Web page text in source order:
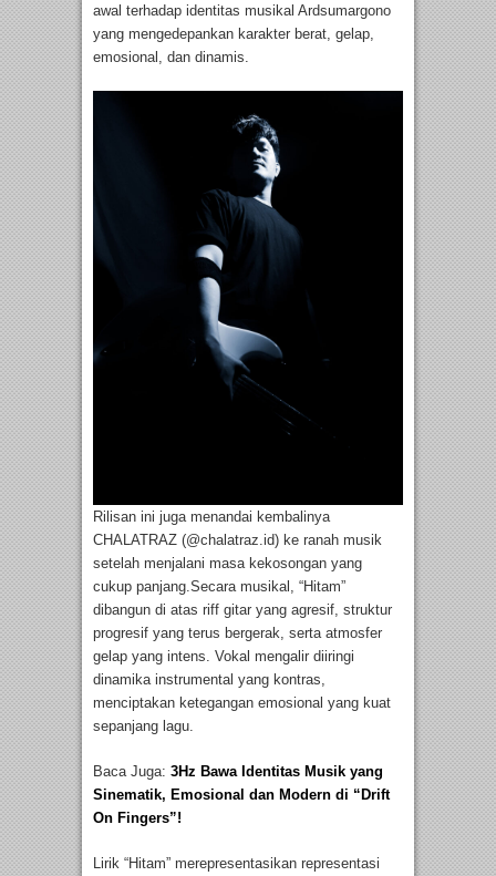
awal terhadap identitas musikal Ardsumargono
yang mengedepankan karakter berat, gelap,
emosional, dan dinamis.
Rilisan ini juga menandai kembalinya
CHALATRAZ (@chalatraz.id) ke ranah musik
setelah menjalani masa kekosongan yang
cukup panjang.Secara musikal, “Hitam”
dibangun di atas riff gitar yang agresif, struktur
progresif yang terus bergerak, serta atmosfer
gelap yang intens. Vokal mengalir diiringi
dinamika instrumental yang kontras,
menciptakan ketegangan emosional yang kuat
sepanjang lagu.
Baca Juga: 3Hz Bawa Identitas Musik yang
Sinematik, Emosional dan Modern di “Drift
On Fingers”!
L irik “Hitam” merepresentasikan representasi